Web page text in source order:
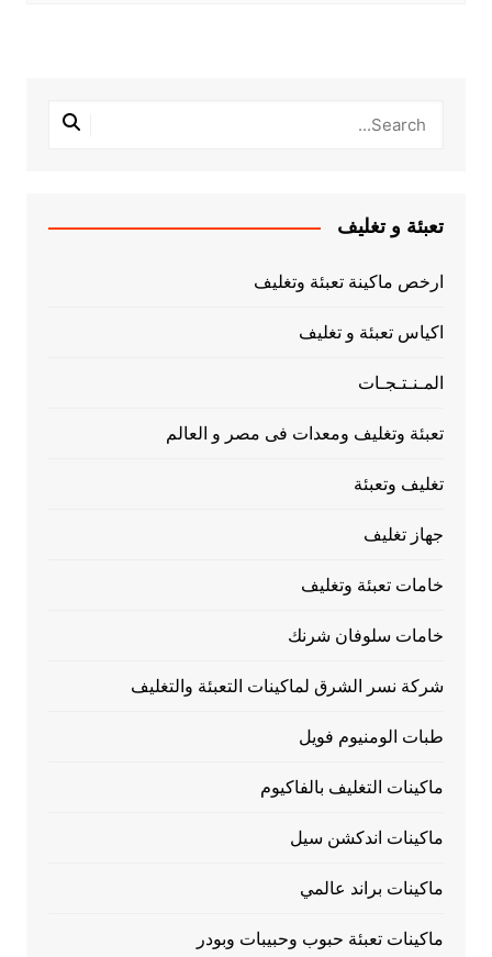
تعبئة و تغليف
ارخص ماكينة تعبئة وتغليف
اكياس تعبئة و تغليف
المـنـتـجـات
تعبئة وتغليف ومعدات فى مصر و العالم
تغليف وتعبئة
جهاز تغليف
خامات تعبئة وتغليف
خامات سلوفان شرنك
شركة نسر الشرق لماكينات التعبئة والتغليف
طبات الومنيوم فويل
ماكينات التغليف بالفاكيوم
ماكينات اندكشن سيل
ماكينات براند عالمي
ماكينات تعبئة حبوب وحبيبات وبودر